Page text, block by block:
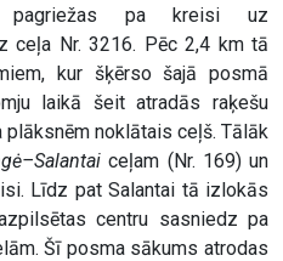
pagriežas pa kreisi uz
ceļa Nr. 3216. Pēc 2,4 km tā
kur šķērso šajā posmā
laikā šeit atradās raķešu
plāksnēm noklātais ceļš. Tālāk
ceļam (Nr. 169) un
Līdz pat Salantai tā izlokās
centru sasniedz pa
Šī posma sākums atrodas